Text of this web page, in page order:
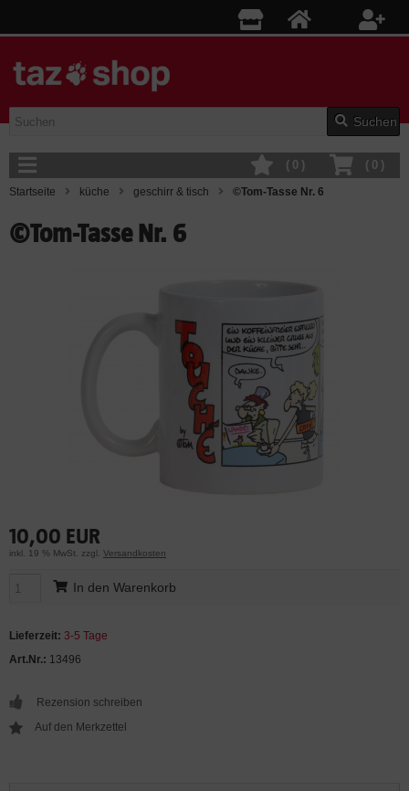
Suchen
( 0 )
( 0 )
Startseite küche geschirr & tisch ©Tom-Tasse Nr. 6
©Tom-Tasse Nr. 6
10,00 EUR
inkl. 19 % MwSt. zzgl. Versandkosten
In den Warenkorb
Lieferzeit: 3-5 Tage
Art.Nr.: 13496
Rezension schreiben